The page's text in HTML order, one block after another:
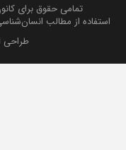
تمامی حقوق برای
استفاده از مطالب
طراحی